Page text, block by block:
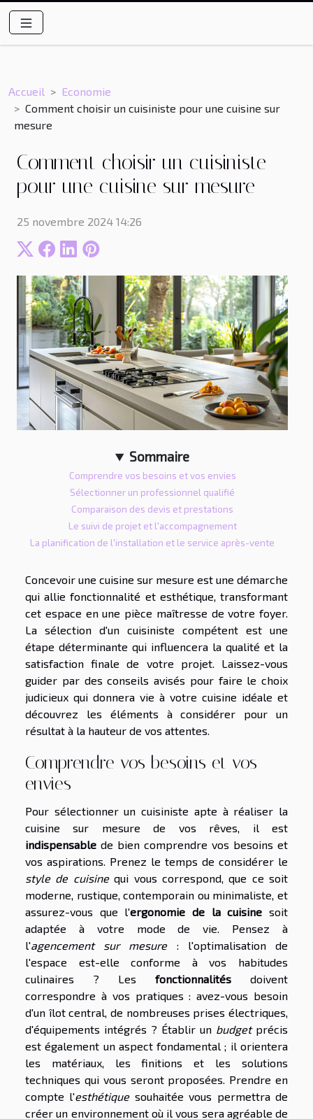
Accueil
Economie
Comment choisir un cuisiniste pour une cuisine sur
mesure
Comment choisir un cuisiniste
pour une cuisine sur mesure
25 novembre 2024 14:26
Sommaire
Comprendre vos besoins et vos envies
Sélectionner un professionnel qualifié
Comparaison des devis et prestations
Le suivi de projet et l'accompagnement
La planification de l'installation et le service après-vente
Concevoir une cuisine sur mesure est une démarche
qui allie fonctionnalité et esthétique, transformant
cet espace en une pièce maîtresse de votre foyer.
La sélection d'un cuisiniste compétent est une
étape déterminante qui influencera la qualité et la
satisfaction finale de votre projet. Laissez-vous
guider par des conseils avisés pour faire le choix
judicieux qui donnera vie à votre cuisine idéale et
découvrez les éléments à considérer pour un
résultat à la hauteur de vos attentes.
Comprendre vos besoins et vos
envies
Pour sélectionner un cuisiniste apte à réaliser la
cuisine sur mesure de vos rêves, il est
indispensable de bien comprendre vos besoins et
vos aspirations. Prenez le temps de considérer le
style de cuisinequi vous correspond, que ce soit
moderne, rustique, contemporain ou minimaliste, et
assurez-vous que l'ergonomie de la cuisine soit
adaptée à votre mode de vie. Pensez à
l'agencement sur mesure: l'optimalisation de
l'espace est-elle conforme à vos habitudes
culinaires ? Les fonctionnalités doivent
correspondre à vos pratiques : avez-vous besoin
d'un îlot central, de nombreuses prises électriques,
d'équipements intégrés ? Établir un budgetprécis
est également un aspect fondamental ; il orientera
les matériaux, les finitions et les solutions
techniques qui vous seront proposées. Prendre en
compte l'esthétiquesouhaitée vous permettra de
créer un environnement où il vous sera agréable de